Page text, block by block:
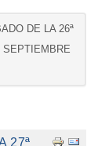
DE LA 26ª
SEPTIEMBRE
27ª